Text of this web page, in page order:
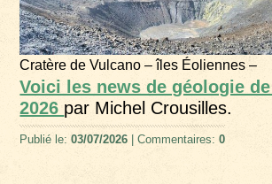
Cratère de Vulcano – îles Éoliennes –
Voici les news de géologie
2026 par Michel Crousilles.
Publié le:03/07/2026 | Commentaires:0